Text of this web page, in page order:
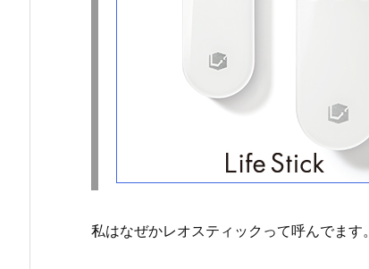
私はなぜかレオスティックって呼んでます。